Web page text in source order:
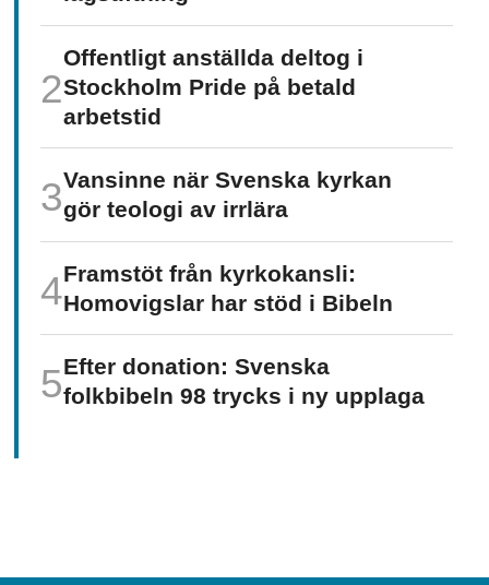
Offentligt anställda deltog i
Stockholm Pride på betald
arbetstid
Vansinne när Svenska kyrkan
gör teologi av irrlära
Framstöt från kyrkokansli:
Homo­vigslar har stöd i Bibeln
Efter donation: Svenska
folkbibeln 98 trycks i ny upplaga